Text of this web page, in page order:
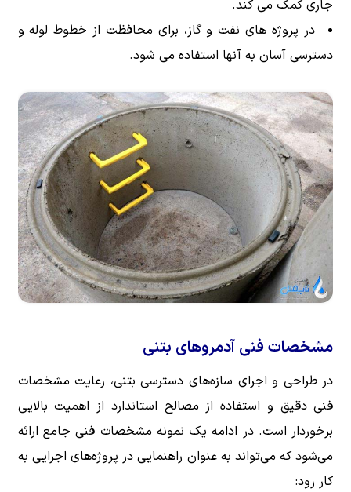
جاری کمک می کند.
در پروژه های نفت و گاز، برای محافظت از خطوط لوله و
دسترسی آسان به آنها استفاده می شود.
مشخصات فنی آدمروهای بتنی
در طراحی و اجرای سازه‌های دسترسی بتنی، رعایت مشخصات
فنی دقیق و استفاده از مصالح استاندارد از اهمیت بالایی
برخوردار است. در ادامه یک نمونه مشخصات فنی جامع ارائه
می‌شود که می‌تواند به عنوان راهنمایی در پروژه‌های اجرایی به
کار رود: